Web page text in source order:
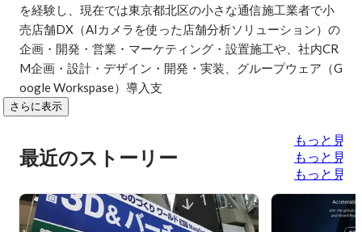
を経験し、現在では東京都北区の小さな通信施工業者で小
売店舗DX（AIカメラを使った店舗分析ソリューション）の
企画・開発・営業・マーケティング・設置施工や、社内CR
M企画・設計・デザイン・開発・実装、グループウェア（G
oogle Workspase）導入支
さらに表示
最近のストーリー
もっと見る
もっと見る
もっと見る